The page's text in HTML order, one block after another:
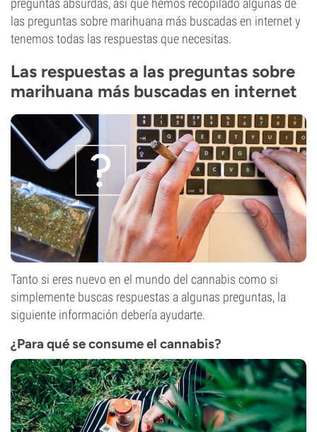
preguntas absurdas, así que hemos recopilado algunas de
las preguntas sobre marihuana más buscadas en internet y
tenemos todas las respuestas que necesitas.
Las respuestas a las preguntas sobre
marihuana más buscadas en internet
Tanto si eres nuevo en el mundo del cannabis como si
simplemente buscas respuestas a algunas preguntas, la
siguiente información debería ayudarte.
¿Para qué se consume el cannabis?